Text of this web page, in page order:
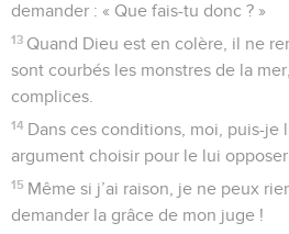
demander : « Que fais-tu donc ? »
13 Quand Dieu est en colère, il ne
sont courbés les monstres de la
complices.
14 Dans ces conditions, moi, puis-je
argument choisir pour le lui opposer
15 Même si j’ai raison, je ne peux
demander la grâce de mon juge !